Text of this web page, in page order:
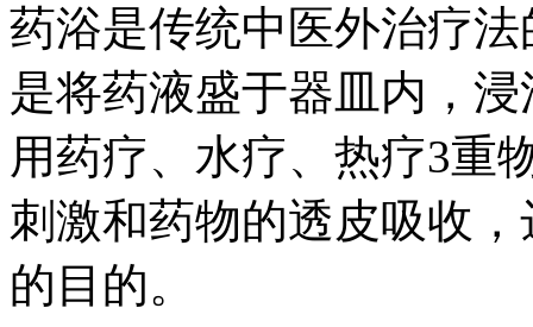
药浴是传统中医外治疗
是将药液盛于器皿内，
用药疗、水疗、热疗3重
刺激和药物的透皮吸收
的目的。